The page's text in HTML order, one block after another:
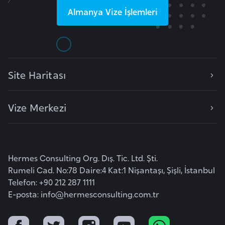
Almanya Vize İşlemleri
Site Haritası
Vize Merkezi
Hermes Consulting Org. Dış. Tic. Ltd. Şti.
Rumeli Cad. No:78 Daire:4 Kat:1 Nişantaşı, Şişli, İstanbul
Telefon: +90 212 287 1111
E-posta: info@hermesconsulting.com.tr
B
l
a
B
e
n